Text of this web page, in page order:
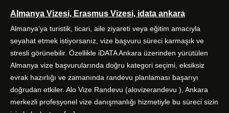
b
o
o
k
t
e
r
a
g
r
a
m
e
d
I
n
Almanya Vizesi, Erasmus Vizesi, idata ankara
Almanya’ya turistik, ticari, aile ziyareti veya eğitim amacıyla
seyahat etmek istiyorsanız, vize başvuru süreci karmaşık ve
stresli görünebilir. Özellikle iDATA Ankara üzerinden yürütülen
Almanya vize başvurularında doğru kategori seçimi, eksiksiz
evrak hazırlığı ve zamanında randevu planlaması başarıyı
doğrudan etkiler. Alo Vize Randevu (alovizerandevu ), Ankara
merkezli profesyonel vize danışmanlığı hizmetiyle bu süreci sizin